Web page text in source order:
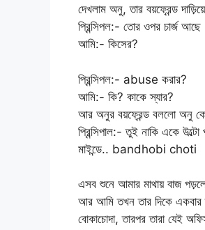
দেখলাম অনু, তার বয়ফ্রেন্ড
প্রিন্সিপল:- তোর ওপর চার্জ আছে
আমি:- কিসের?
প্রিন্সিপল:- abuse করার?
আমি:- কি? কাকে স্যার?
আর অনুর বয়ফ্রেন্ড বললো অনু
প্রিন্সিপাল:- তুই নাকি একে উল্টো
মাইন্ডে.. bandhobi choti
এসব শুনে আমার মাথায় বাজ
আর আমি তখন তার দিকে
বোকাচোদা, তারপর তারা যেই